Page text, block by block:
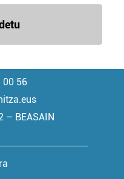
00 56
– BEASAIN